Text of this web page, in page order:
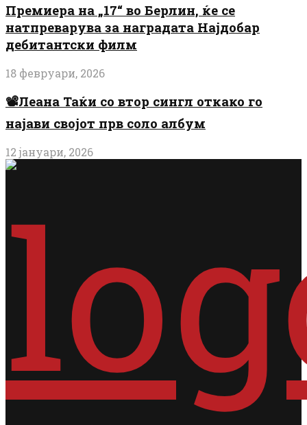
Премиера на „17“ во Берлин, ќе се
натпреварува за наградата Најдобар
дебитантски филм
18 февруари, 2026
📽️Леана Таќи со втор сингл откако го
најави својот прв соло албум
12 јануари, 2026